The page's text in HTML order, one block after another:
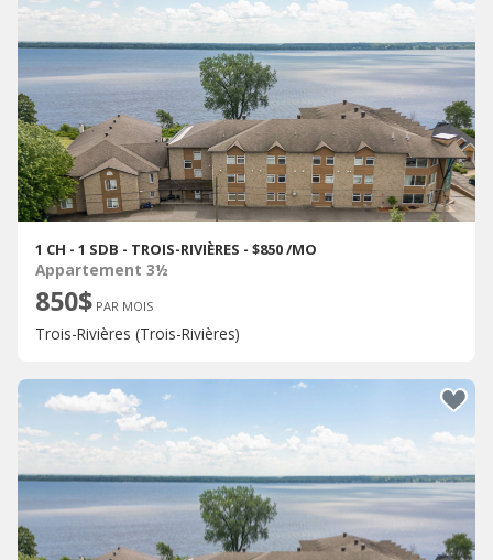
1 CH - 1 SDB - TROIS-RIVIÈRES - $850 /MO
Appartement 3½
850$ PAR MOIS
Trois-Rivières (Trois-Rivières)